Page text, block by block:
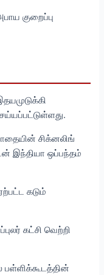
குறைப்பு
சிக்னலிங்
இந்தியா ஒப்பந்தம்
கடும்
கட்சி வெற்றி